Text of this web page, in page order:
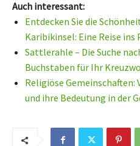
Auch interessant:
Entdecken Sie die
Karibikinsel: Eine Reise ins
Sattlerahle – Die Suche
Buchstaben für Ihr
Religiöse
und ihre Bedeutung in der